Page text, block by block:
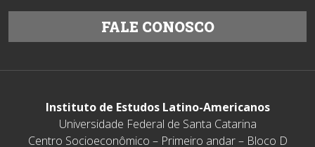
FALE CONOSCO
Instituto de Estudos Latino-Americanos
Universidade Federal de Santa Catarina
Centro Socioeconômico – Primeiro andar – Bloco D